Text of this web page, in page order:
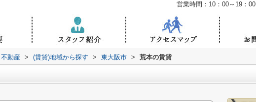
営業時間：10：00～19：00
動産 > (賃貸)地域から探す > 東大阪市 > 荒本の賃貸